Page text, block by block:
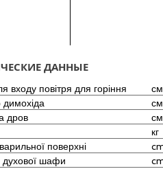
ДАННЫЕ
входу повітря для горіння см
димохіда
см
дров
см
кг
поверхні
духової шафи